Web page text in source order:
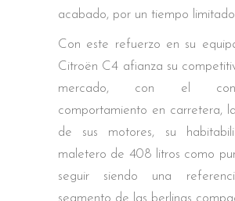
acabado, por un tiempo
Con este refuerzo en su
Citroën C4 afianza su
mercado, con el
comportamiento en carretera,
de sus motores, su
maletero de 408 litros como
seguir siendo una
segmento de las berlinas